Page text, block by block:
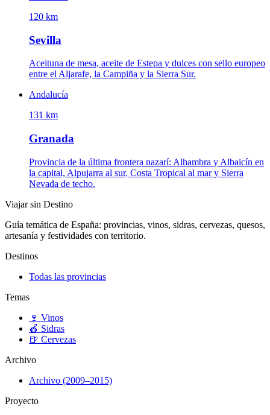
120 km
Sevilla
Aceituna de mesa, aceite de Estepa y dulces con sello europeo
entre el Aljarafe, la Campiña y la Sierra Sur.
Andalucía
131 km
Granada
Provincia de la última frontera nazarí: Alhambra y Albaicín en
la capital, Alpujarra al sur, Costa Tropical al mar y Sierra
Nevada de techo.
Viajar sin Destino
Guía temática de España: provincias, vinos, sidras, cervezas, quesos,
artesanía y festividades con territorio.
Destinos
Todas las provincias
Temas
🍷 Vinos
🍎 Sidras
🍺 Cervezas
Archivo
Archivo (2009–2015)
Proyecto